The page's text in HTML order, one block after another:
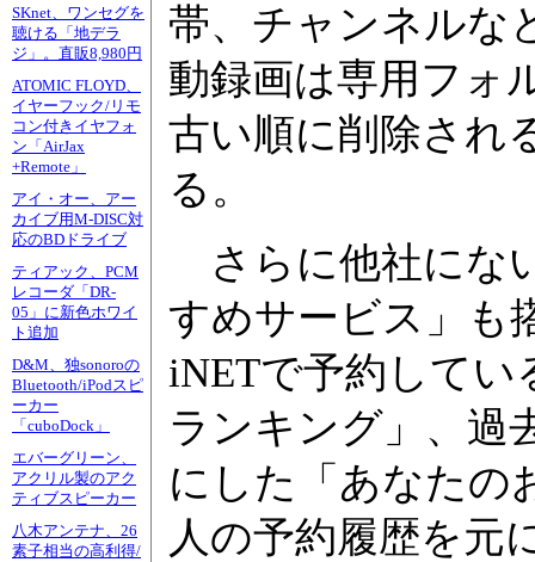
SKnet、ワンセグを
聴ける「地デラ
ジ」。直販8,980円
ATOMIC FLOYD、
イヤーフック/リモ
コン付きイヤフォ
ン「AirJax
+Remote」
アイ・オー、アー
カイブ用M-DISC対
応のBDドライブ
ティアック、PCM
レコーダ「DR-
05」に新色ホワイ
ト追加
D&M、独sonoroの
Bluetooth/iPodスピ
ーカー
「cuboDock」
エバーグリーン、
アクリル製のアク
ティブスピーカー
八木アンテナ、26
素子相当の高利得/
帯、チャンネルな
動録画は専用フォ
古い順に削除され
る。
さらに他社にな
すめサービス」も
iNETで予約してい
ランキング」、過
にした「あなたの
人の予約履歴を元